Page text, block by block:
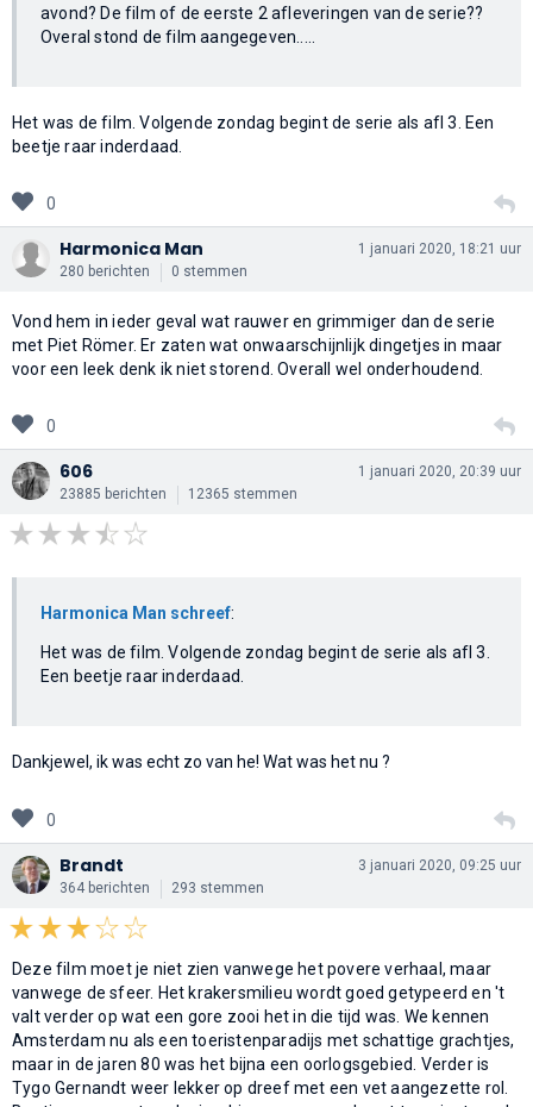
avond? De film of de eerste 2 afleveringen van de serie??
Overal stond de film aangegeven.....
Het was de film. Volgende zondag begint de serie als afl 3. Een
beetje raar inderdaad.
0
Harmonica Man
280 berichten 0 stemmen
1 januari 2020, 18:21 uur
Vond hem in ieder geval wat rauwer en grimmiger dan de serie
met Piet Römer. Er zaten wat onwaarschijnlijk dingetjes in maar
voor een leek denk ik niet storend. Overall wel onderhoudend.
0
606
23885 berichten 12365 stemmen
1 januari 2020, 20:39 uur
Harmonica Man schreef:
Het was de film. Volgende zondag begint de serie als afl 3.
Een beetje raar inderdaad.
Dankjewel, ik was echt zo van he! Wat was het nu ?
0
Brandt
364 berichten 293 stemmen
3 januari 2020, 09:25 uur
Deze film moet je niet zien vanwege het povere verhaal, maar
vanwege de sfeer. Het krakersmilieu wordt goed getypeerd en 't
valt verder op wat een gore zooi het in die tijd was. We kennen
Amsterdam nu als een toeristenparadijs met schattige grachtjes,
maar in de jaren 80 was het bijna een oorlogsgebied. Verder is
Tygo Gernandt weer lekker op dreef met een vet aangezette rol.